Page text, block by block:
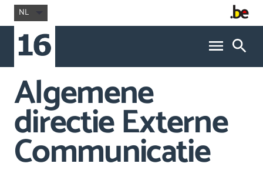
NL
Algemene
directie Externe
Communicatie